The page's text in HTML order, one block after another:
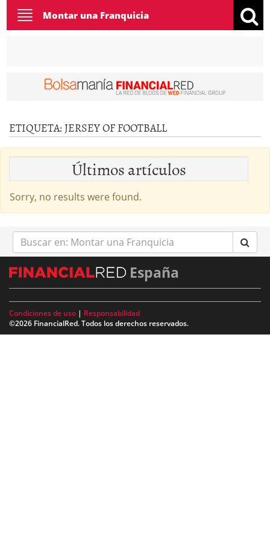
Toggle
navigation
Montar una Franquicia
ETIQUETA: JERSEY OF FOOTBALL
Últimos artículos
Sorry, no results were found.
Buscar
en:
España
Condiciones de uso | Responsabilidad
©2026 FinancialRed. Todos los derechos reservados.